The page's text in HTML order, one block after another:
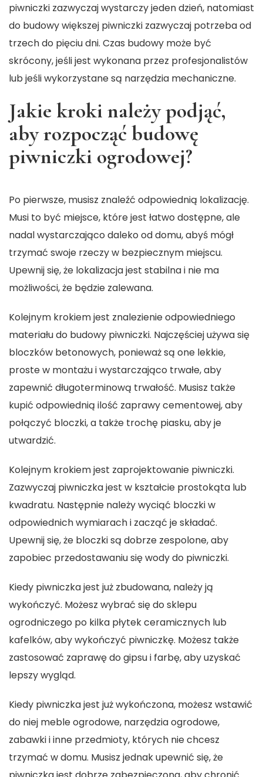
piwniczki zazwyczaj wystarczy jeden dzień, natomiast
do budowy większej piwniczki zazwyczaj potrzeba od
trzech do pięciu dni. Czas budowy może być
skrócony, jeśli jest wykonana przez profesjonalistów
lub jeśli wykorzystane są narzędzia mechaniczne.
Jakie kroki należy podjąć,
aby rozpocząć budowę
piwniczki ogrodowej?
Po pierwsze, musisz znaleźć odpowiednią lokalizację.
Musi to być miejsce, które jest łatwo dostępne, ale
nadal wystarczająco daleko od domu, abyś mógł
trzymać swoje rzeczy w bezpiecznym miejscu.
Upewnij się, że lokalizacja jest stabilna i nie ma
możliwości, że będzie zalewana.
Kolejnym krokiem jest znalezienie odpowiedniego
materiału do budowy piwniczki. Najczęściej używa się
bloczków betonowych, ponieważ są one lekkie,
proste w montażu i wystarczająco trwałe, aby
zapewnić długoterminową trwałość. Musisz także
kupić odpowiednią ilość zaprawy cementowej, aby
połączyć bloczki, a także trochę piasku, aby je
utwardzić.
Kolejnym krokiem jest zaprojektowanie piwniczki.
Zazwyczaj piwniczka jest w kształcie prostokąta lub
kwadratu. Następnie należy wyciąć bloczki w
odpowiednich wymiarach i zacząć je składać.
Upewnij się, że bloczki są dobrze zespolone, aby
zapobiec przedostawaniu się wody do piwniczki.
Kiedy piwniczka jest już zbudowana, należy ją
wykończyć. Możesz wybrać się do sklepu
ogrodniczego po kilka płytek ceramicznych lub
kafelków, aby wykończyć piwniczkę. Możesz także
zastosować zaprawę do gipsu i farbę, aby uzyskać
lepszy wygląd.
Kiedy piwniczka jest już wykończona, możesz wstawić
do niej meble ogrodowe, narzędzia ogrodowe,
zabawki i inne przedmioty, których nie chcesz
trzymać w domu. Musisz jednak upewnić się, że